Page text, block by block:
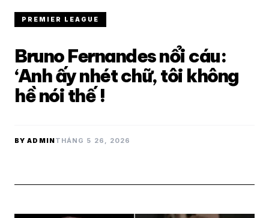
PREMIER LEAGUE
Bruno Fernandes nổi cáu:
‘Anh ấy nhét chữ, tôi không
hề nói thế !
BY ADMINTHÁNG 5 26, 2026